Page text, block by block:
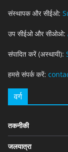
संस्थापक और सीईओ:
उप सीईओ और सीओओ:
संपादित करें (अस्थायी):
हमसे संपर्क करें:
वर्ग
तकनीकी
जलयात्रा